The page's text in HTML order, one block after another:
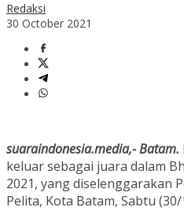
Redaksi
30 October 2021
suaraindonesia.media,- Batam.
keluar sebagai juara dalam
2021, yang diselenggarakan
Pelita, Kota Batam, Sabtu (30/